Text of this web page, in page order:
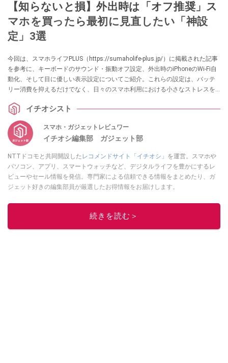
【知らないと損】外出時は「オフ推奨」ス
マホを買ったら最初に見直したい「神設
定」3選
今回は、スマホライフPLUS（https://sumaholife-plus.jp/）に掲載された記事
を参考に、キーボードのサウンド・振動オフ設定、外出時のiPhoneのWi-Fi自
動化、そして目に優しい表示設定についてご紹介。これらの設定は、バッテ
リー消費を抑えるだけでなく、日々のスマホ利用における小さなストレスを
ご確認ください。
イチオシスト
スマホ・ガジェットレビュワー
イチオシ編集部 ガジェット部
NTTドコモと共同開設した レコメンドサイト「イチオシ」 を運営。スマホや
パソコン、アプリ、スマートウォッチなど、デジタルライフを豊かにするレ
ビューやセール情報を発信。専門家による信頼できる情報をまとめたり、ガ
ジェット好きの編集部員が厳選したお得情報をお届けします。
このイチオシストの他の記事を読む
続きを読む＞